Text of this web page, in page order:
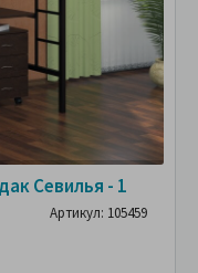
Севилья - 1
Артикул: 105459